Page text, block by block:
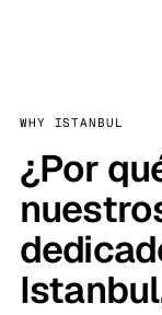
WHY ISTANBUL
¿Por